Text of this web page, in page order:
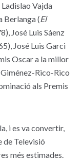
Vajda
Berlanga (El
José Luis Sáenz
José Luis Garci
Oscar a la millor
Rico-Rico
als Premis
i es va convertir,
de Televisió
més estimades.